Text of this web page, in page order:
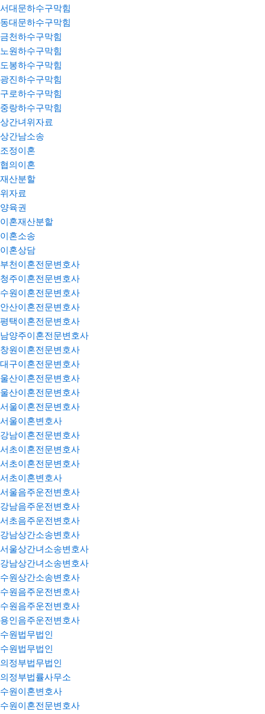
서대문하수구막힘
동대문하수구막힘
금천하수구막힘
노원하수구막힘
도봉하수구막힘
광진하수구막힘
구로하수구막힘
중랑하수구막힘
상간녀위자료
상간남소송
조정이혼
협의이혼
재산분할
위자료
양육권
이혼재산분할
이혼소송
이혼상담
부천이혼전문변호사
청주이혼전문변호사
수원이혼전문변호사
안산이혼전문변호사
평택이혼전문변호사
남양주이혼전문변호사
창원이혼전문변호사
대구이혼전문변호사
울산이혼전문변호사
울산이혼전문변호사
서울이혼전문변호사
서울이혼변호사
강남이혼전문변호사
서초이혼전문변호사
서초이혼전문변호사
서초이혼변호사
서울음주운전변호사
강남음주운전변호사
서초음주운전변호사
강남상간소송변호사
서울상간녀소송변호사
강남상간녀소송변호사
수원상간소송변호사
수원음주운전변호사
수원음주운전변호사
용인음주운전변호사
수원법무법인
수원법무법인
의정부법무법인
의정부법률사무소
수원이혼변호사
수원이혼전문변호사